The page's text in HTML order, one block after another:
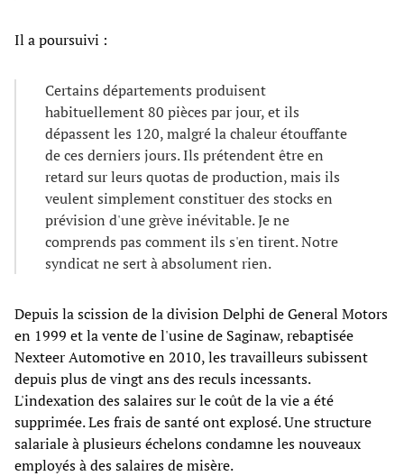
Il a poursuivi :
Certains départements produisent
habituellement 80 pièces par jour, et ils
dépassent les 120, malgré la chaleur étouffante
de ces derniers jours. Ils prétendent être en
retard sur leurs quotas de production, mais ils
veulent simplement constituer des stocks en
prévision d'une grève inévitable. Je ne
comprends pas comment ils s'en tirent. Notre
syndicat ne sert à absolument rien.
Depuis la scission de la division Delphi de General Motors
en 1999 et la vente de l'usine de Saginaw, rebaptisée
Nexteer Automotive en 2010, les travailleurs subissent
depuis plus de vingt ans des reculs incessants.
L'indexation des salaires sur le coût de la vie a été
supprimée. Les frais de santé ont explosé. Une structure
salariale à plusieurs échelons condamne les nouveaux
employés à des salaires de misère.